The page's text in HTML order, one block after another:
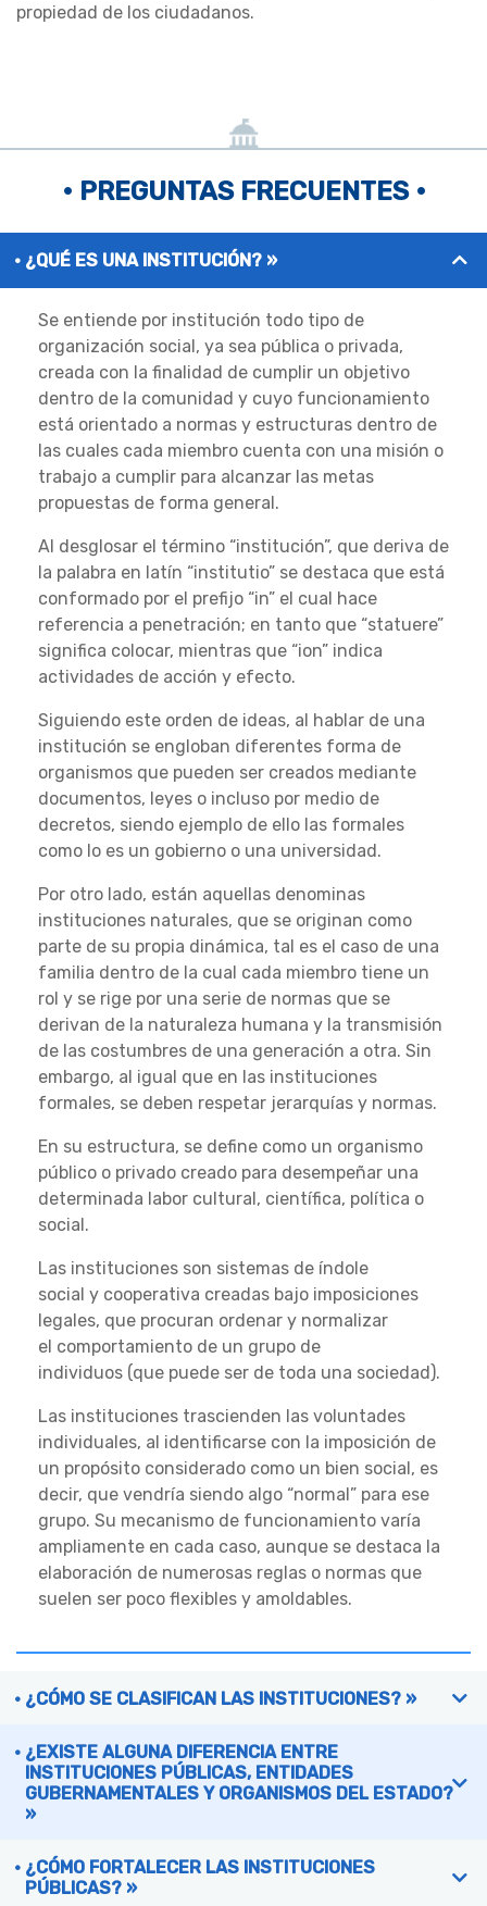
propiedad de los ciudadanos.
• PREGUNTAS FRECUENTES •
¿QUÉ ES UNA INSTITUCIÓN? »
Se entiende por institución todo tipo de
organización social, ya sea pública o privada,
creada con la finalidad de cumplir un objetivo
dentro de la comunidad y cuyo funcionamiento
está orientado a normas y estructuras dentro de
las cuales cada miembro cuenta con una misión o
trabajo a cumplir para alcanzar las metas
propuestas de forma general.
Al desglosar el término “institución”, que deriva de
la palabra en latín “institutio” se destaca que está
conformado por el prefijo “in” el cual hace
referencia a penetración; en tanto que “statuere”
significa colocar, mientras que “ion” indica
actividades de acción y efecto.
Siguiendo este orden de ideas, al hablar de una
institución se engloban diferentes forma de
organismos que pueden ser creados mediante
documentos, leyes o incluso por medio de
decretos, siendo ejemplo de ello las formales
como lo es un gobierno o una universidad.
Por otro lado, están aquellas denominas
instituciones naturales, que se originan como
parte de su propia dinámica, tal es el caso de una
familia dentro de la cual cada miembro tiene un
rol y se rige por una serie de normas que se
derivan de la naturaleza humana y la transmisión
de las costumbres de una generación a otra. Sin
embargo, al igual que en las instituciones
formales, se deben respetar jerarquías y normas.
En su estructura, se define como un organismo
público o privado creado para desempeñar una
determinada labor cultural, científica, política o
social.
Las instituciones son sistemas de índole
social y cooperativa creadas bajo imposiciones
legales, que procuran ordenar y normalizar
el comportamiento de un grupo de
individuos (que puede ser de toda una sociedad).
Las instituciones trascienden las voluntades
individuales, al identificarse con la imposición de
un propósito considerado como un bien social, es
decir, que vendría siendo algo “normal” para ese
grupo. Su mecanismo de funcionamiento varía
ampliamente en cada caso, aunque se destaca la
elaboración de numerosas reglas o normas que
suelen ser poco flexibles y amoldables.
¿CÓMO SE CLASIFICAN LAS INSTITUCIONES? »
¿EXISTE ALGUNA DIFERENCIA ENTRE
INSTITUCIONES PÚBLICAS, ENTIDADES
GUBERNAMENTALES Y ORGANISMOS DEL ESTADO?
»
¿CÓMO FORTALECER LAS INSTITUCIONES
PÚBLICAS? »